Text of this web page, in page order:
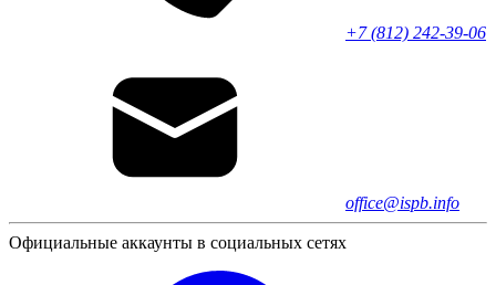
+7 (812) 242-39-06
office@ispb.info
Официальные аккаунты в социальных сетях